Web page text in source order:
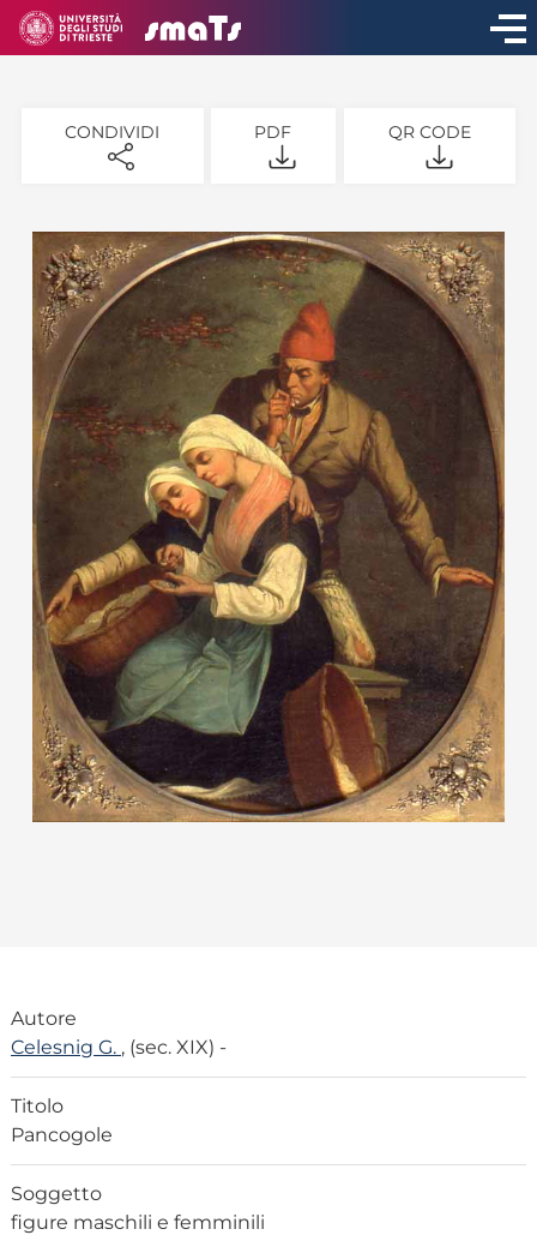
PDF
Autore
Celesnig G. , (sec. XIX) -
Titolo
Pancogole
Soggetto
figure maschili e femminili